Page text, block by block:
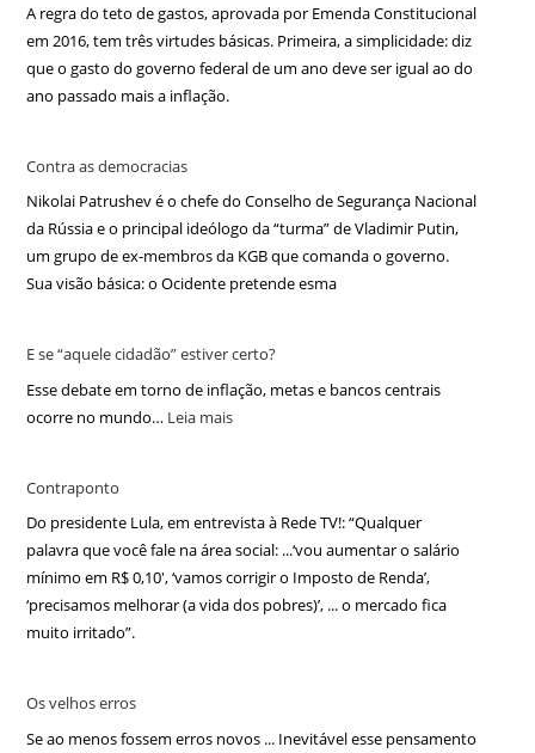
A regra do teto de gastos, aprovada por Emenda Constitucional
em 2016, tem três virtudes básicas. Primeira, a simplicidade: diz
que o gasto do governo federal de um ano deve ser igual ao do
ano passado mais a inflação.
Contra as democracias
Nikolai Patrushev é o chefe do Conselho de Segurança Nacional
da Rússia e o principal ideólogo da “turma” de Vladimir Putin,
um grupo de ex-membros da KGB que comanda o governo.
Sua visão básica: o Ocidente pretende esma
E se “aquele cidadão” estiver certo?
Esse debate em torno de inflação, metas e bancos centrais
ocorre no mundo… Leia mais
Contraponto
Do presidente Lula, em entrevista à Rede TV!: “Qualquer
palavra que você fale na área social: ...‘vou aumentar o salário
mínimo em R$ 0,10′, ‘vamos corrigir o Imposto de Renda’,
‘precisamos melhorar (a vida dos pobres)’, ... o mercado fica
muito irritado”.
Os velhos erros
Se ao menos fossem erros novos ... Inevitável esse pensamento